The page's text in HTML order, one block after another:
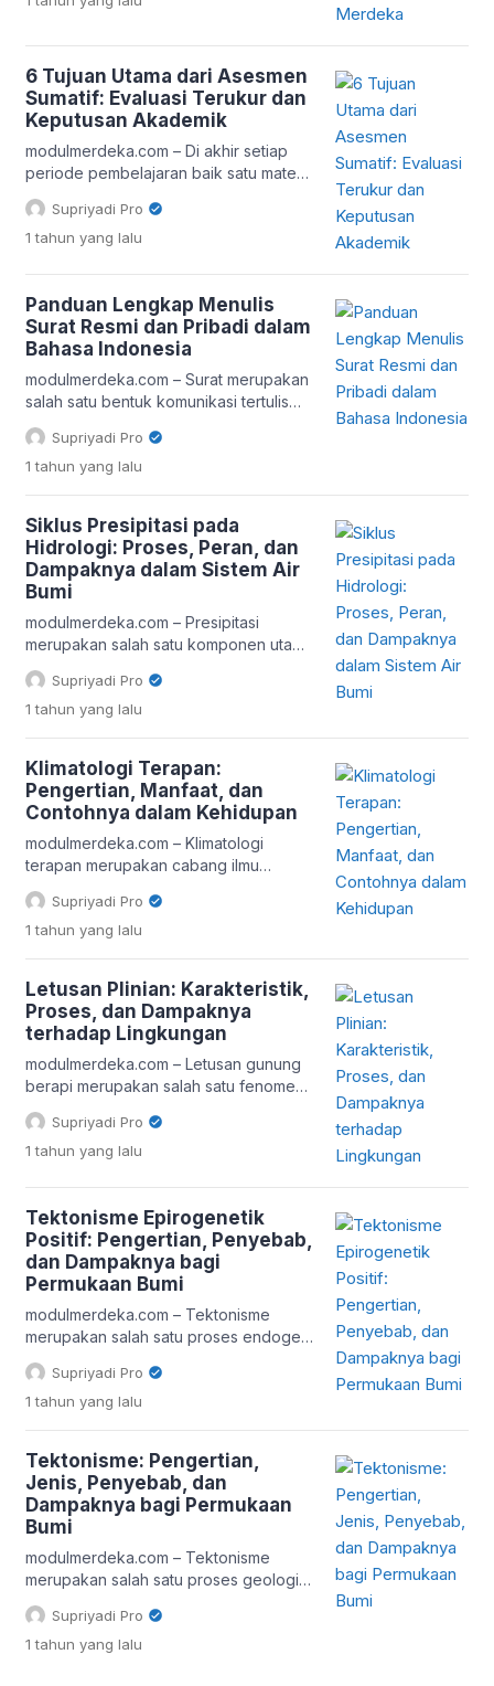
kesadaran penuh terhadap apa yang
sedang dilakukan, dirasakan, dan
dipikirkan pada saat ini. Dalam konteks
pendidikan, mindfulness membantu
siswa dan guru menciptakan
lingkungan belajar yang lebih fokus,
tenang, dan mendalam. Penelitian dari
Harvard University menunjukkan bahwa
[…]
6 Tujuan Utama dari Asesmen
Sumatif: Evaluasi Terukur dan
Keputusan Akademik
modulmerdeka.com – Di akhir setiap
periode pembelajaran baik satu materi,
semester, maupun jenjang pendidikan
pendidik menghadirkan asesmen
sumatif untuk mengukur hasil akhir
sejauh mana siswa telah mencapai
tujuan pembelajaran yang telah
ditetapkan. Asesmen jenis ini bukan
hanya soal ujian tertulis. Guru bisa
memilih bentuk proyek akhir, […]
Supriyadi Pro
1 tahun yang lalu
Panduan Lengkap Menulis
Surat Resmi dan Pribadi dalam
Bahasa Indonesia
modulmerdeka.com – Surat merupakan
salah satu bentuk komunikasi tertulis
yang masih digunakan hingga kini, baik
dalam lingkungan pendidikan,
pemerintahan, maupun kehidupan
surat resmi dan surat pribadi. Keduanya
memiliki perbedaan mendasar dalam
struktur, bahasa, dan tujuan
penggunaannya. Artikel ini akan
membahas secara lengkap bagaimana
menulis […]
Supriyadi Pro
1 tahun yang lalu
Siklus Presipitasi pada
Hidrologi: Proses, Peran, dan
Dampaknya dalam Sistem Air
Bumi
modulmerdeka.com – Presipitasi
merupakan salah satu komponen utama
dalam siklus hidrologi yang memainkan
peran penting dalam distribusi air di
bumi. Dalam konteks ilmu hidrologi,
tetapi juga bagi pengelolaan sumber
daya air, pertanian, hingga mitigasi
bencana alam seperti banjir dan
kekeringan. Siklus presipitasi adalah
bagian dari siklus […]
Supriyadi Pro
1 tahun yang lalu
Klimatologi Terapan:
Pengertian, Manfaat, dan
Contohnya dalam Kehidupan
modulmerdeka.com – Klimatologi
terapan merupakan cabang ilmu
klimatologi yang berfokus pada
penerapan data dan analisis iklim dalam
berbagai aspek kehidupan manusia.
tentang klimatologi terapan sangat
penting untuk membekali peserta didik
dengan kemampuan berpikir kritis
terhadap fenomena alam yang
berdampak langsung terhadap aktivitas
manusia. Ilmu ini tidak hanya […]
Supriyadi Pro
1 tahun yang lalu
Letusan Plinian: Karakteristik,
Proses, dan Dampaknya
terhadap Lingkungan
modulmerdeka.com – Letusan gunung
berapi merupakan salah satu fenomena
alam yang dapat memberikan dampak
signifikan terhadap kehidupan di
sekitarnya. Di antara berbagai tipe
Plinian merupakan salah satu yang
paling eksplosif dan destruktif. Dikenal
juga sebagai letusan bertipe Vesuvius,
letusan ini mendapat namanya dari
Plinius Muda, […]
Supriyadi Pro
1 tahun yang lalu
Tektonisme Epirogenetik
Positif: Pengertian, Penyebab,
dan Dampaknya bagi
Permukaan Bumi
modulmerdeka.com – Tektonisme
merupakan salah satu proses endogen
yang memengaruhi bentuk dan struktur
permukaan bumi. Dalam geografi fisik,
tektonisme dibedakan menjadi dua
membahas secara rinci tentang salah
satu bentuk tektonisme yang sering kali
kurang dikenal tetapi memiliki dampak
besar dalam skala geologi, yaitu
tektonisme epirogenetik positif. […]
Supriyadi Pro
1 tahun yang lalu
Tektonisme: Pengertian,
Jenis, Penyebab, dan
Dampaknya bagi Permukaan
Bumi
modulmerdeka.com – Tektonisme
merupakan salah satu proses geologis
yang sangat penting dalam membentuk
permukaan bumi. Dalam dunia
pendidikan, khususnya mata pelajaran
Supriyadi Pro
1 tahun yang lalu